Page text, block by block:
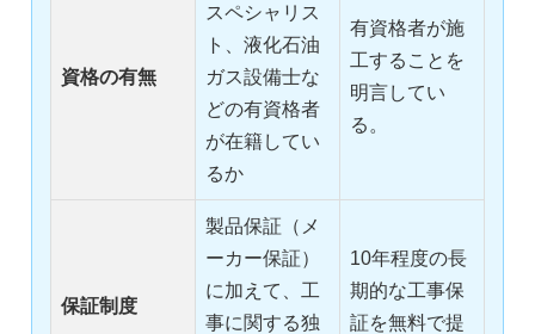
資格の有無
スペシャリス
ト、液化石油
ガス設備士な
どの有資格者
が在籍してい
るか
有資格者が施
工することを
明言してい
る。
保証制度
製品保証（メ
ーカー保証）
に加えて、工
事に関する独
10年程度の長
期的な工事保
証を無料で提